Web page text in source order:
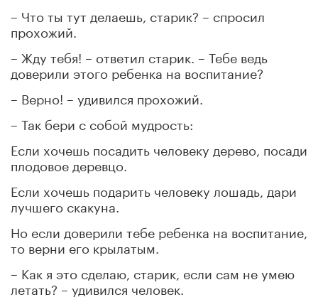
– Что ты тут делаешь, старик? – спросил
прохожий.
– Жду тебя! – ответил старик. – Тебе ведь
доверили этого ребенка на воспитание?
– Верно! – удивился прохожий.
– Так бери с собой мудрость:
Если хочешь посадить человеку дерево, посади
плодовое деревцо.
Если хочешь подарить человеку лошадь, дари
лучшего скакуна.
Но если доверили тебе ребенка на воспитание,
то верни его крылатым.
– Как я это сделаю, старик, если сам не умею
летать? – удивился человек.